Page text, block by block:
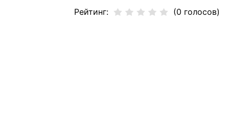
Рейтинг: (0 голосов)